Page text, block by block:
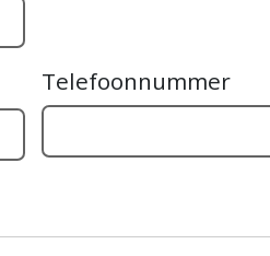
Telefoonnummer